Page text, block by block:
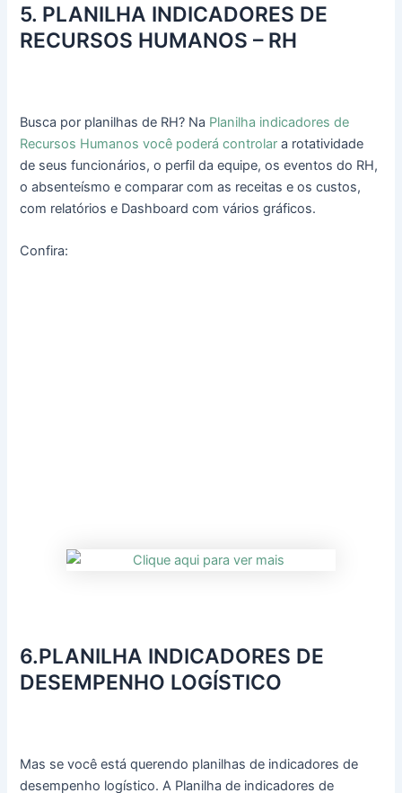
5. PLANILHA INDICADORES DE
RECURSOS HUMANOS – RH
Busca por planilhas de RH? Na Planilha indicadores de
Recursos Humanos você poderá controlar a rotatividade
de seus funcionários, o perfil da equipe, os eventos do RH,
o absenteísmo e comparar com as receitas e os custos,
com relatórios e Dashboard com vários gráficos.
Confira:
6.PLANILHA INDICADORES DE
DESEMPENHO LOGÍSTICO
Mas se você está querendo planilhas de indicadores de
desempenho logístico. A Planilha de indicadores de